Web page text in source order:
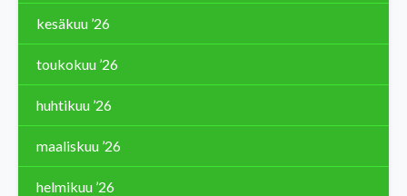
kesäkuu ’26
toukokuu ’26
huhtikuu ’26
maaliskuu ’26
helmikuu ’26